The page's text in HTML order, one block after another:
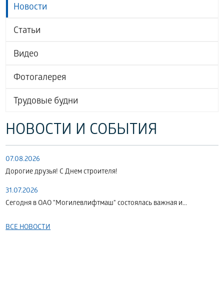
Новости
Статьи
Видео
Фотогалерея
Трудовые будни
НОВОСТИ И СОБЫТИЯ
07.08.2026
Дорогие друзья! С Днем строителя!
31.07.2026
Сегодня в ОАО "Могилевлифтмаш" состоялась важная и...
ВСЕ НОВОСТИ